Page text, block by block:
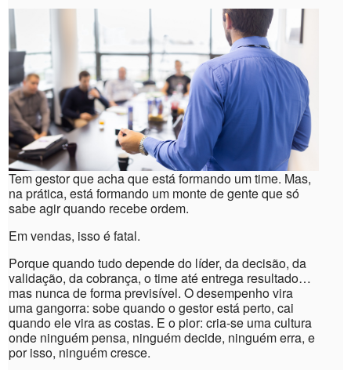
Tem gestor que acha que está formando um time. Mas,
na prática, está formando um monte de gente que só
sabe agir quando recebe ordem.
Em vendas, isso é fatal.
Porque quando tudo depende do líder, da decisão, da
validação, da cobrança, o time até entrega resultado…
mas nunca de forma previsível. O desempenho vira
uma gangorra: sobe quando o gestor está perto, cai
quando ele vira as costas. E o pior: cria-se uma cultura
onde ninguém pensa, ninguém decide, ninguém erra, e
por isso, ninguém cresce.